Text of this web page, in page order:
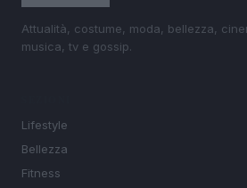
Attualità, costume, moda, bellezza,
musica, tv e gossip.
Lifestyle
Bellezza
Fitness